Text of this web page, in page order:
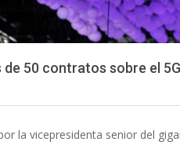
50 contratos sobre el
la vicepresidenta senior del